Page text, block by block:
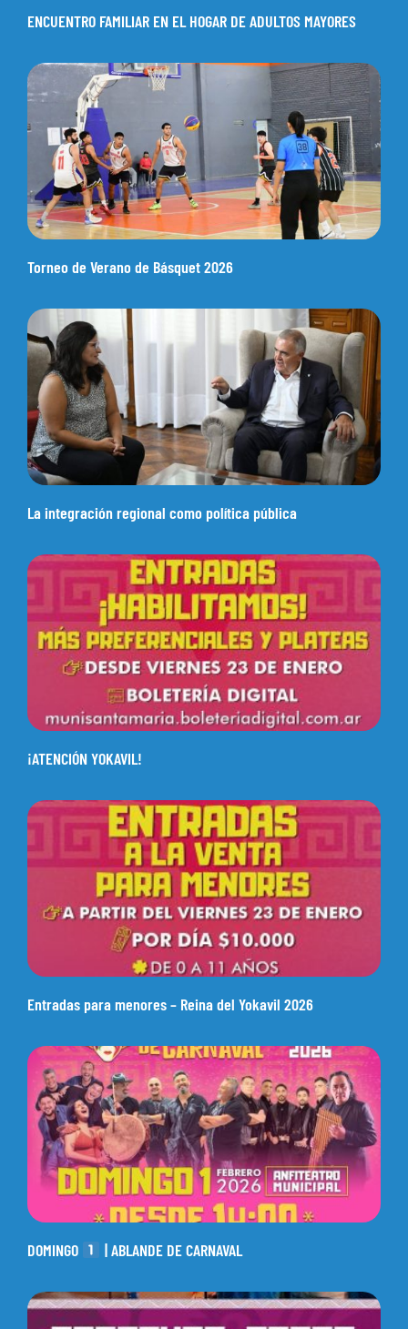
ENCUENTRO FAMILIAR EN EL HOGAR DE ADULTOS MAYORES
Torneo de Verano de Básquet 2026
La integración regional como política pública
¡ATENCIÓN YOKAVIL!
Entradas para menores – Reina del Yokavil 2026
DOMINGO | ABLANDE DE CARNAVAL